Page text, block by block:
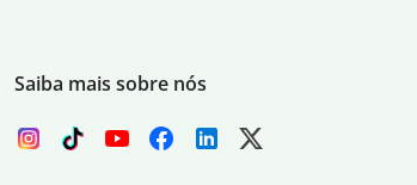
Saiba mais sobre nós